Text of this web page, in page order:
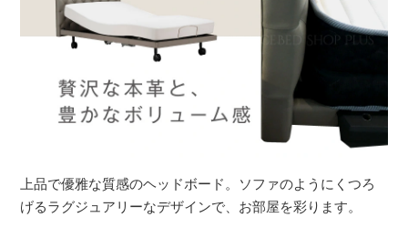
上品で優雅な質感のヘッドボード。ソファのようにくつろ
げるラグジュアリーなデザインで、お部屋を彩ります。